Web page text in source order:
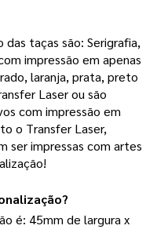
das taças são: Serigrafia,
impressão em apenas
laranja, prata, preto
Laser ou são
com impressão em
o Transfer Laser,
ser impressas com artes
é: 45mm de largura x